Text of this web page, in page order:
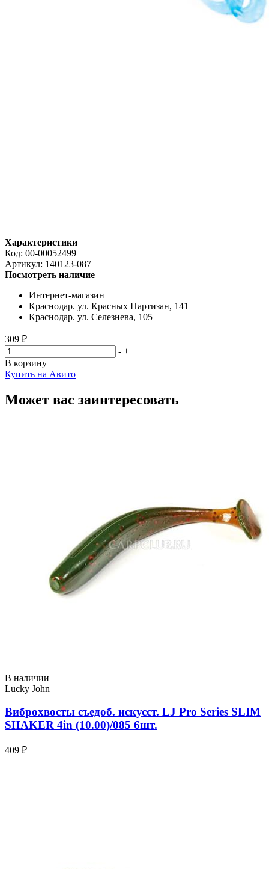
Характеристики
Код: 00-00052499
Артикул: 140123-087
Посмотреть наличие
Интернет-магазин
Краснодар. ул. Красных Партизан, 141
Краснодар. ул. Селезнева, 105
309 ₽
- +
В корзину
Купить на Авито
Может вас заинтересовать
В наличии
Lucky John
Виброхвосты съедоб. искусст. LJ Pro Series SLIM
SHAKER 4in (10.00)/085 6шт.
409 ₽